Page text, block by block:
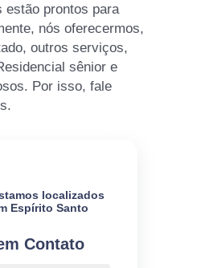
estão prontos para
nós oferecermos,
outros serviços,
sênior e
Por isso, fale
Contato
localizados
Espírito Santo